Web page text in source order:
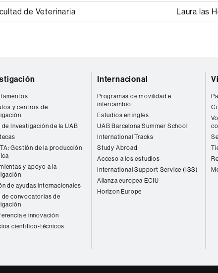
de Veterinaria Laura las
y centros de
de Investigación de la UAB
Gestión de la producción
y apoyo a la
de ayudas internacionales
de convocatorias de
e innovación
científico-técnicos
Internacional
Programas de movilidad e
intercambio
Estudios en inglés
UAB Barcelona Summer School
International Tracks
Study Abroad
Acceso a los estudios
International Support Service (ISS)
Alianza europea ECIU
Horizon Europe